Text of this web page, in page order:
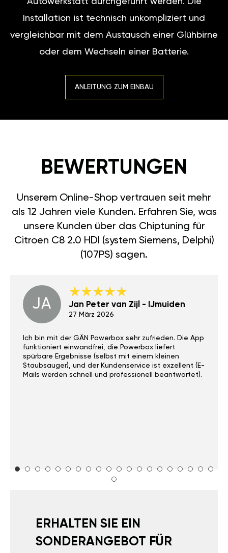
Installation ist technisch unkompliziert und
vergleichbar mit dem Austausch einer Glühbirne
oder dem Wechseln einer Batterie.
ANLEITUNG ZUM EINBAU
BEWERTUNGEN
Unserem Online-Shop vertrauen seit mehr
als 12 Jahren viele Kunden. Erfahren Sie, was
unsere Kunden über das Chiptuning für
Citroen C8 2.0 HDI (system Siemens, Delphi)
(107PS) sagen.
JA Jan Peter van Zijl - IJmuiden
27 März 2026
Ich bin mit der GÄN Powerbox sehr zufrieden. Die App
funktioniert einwandfrei, die Powerbox liefert
spürbare Ergebnisse (selbst mit einem kleinen
Staubsauger), und der Kundenservice ist exzellent (E-
Mails werden schnell und professionell beantwortet).
ERHALTEN SIE EIN
SONDERANGEBOT FÜR